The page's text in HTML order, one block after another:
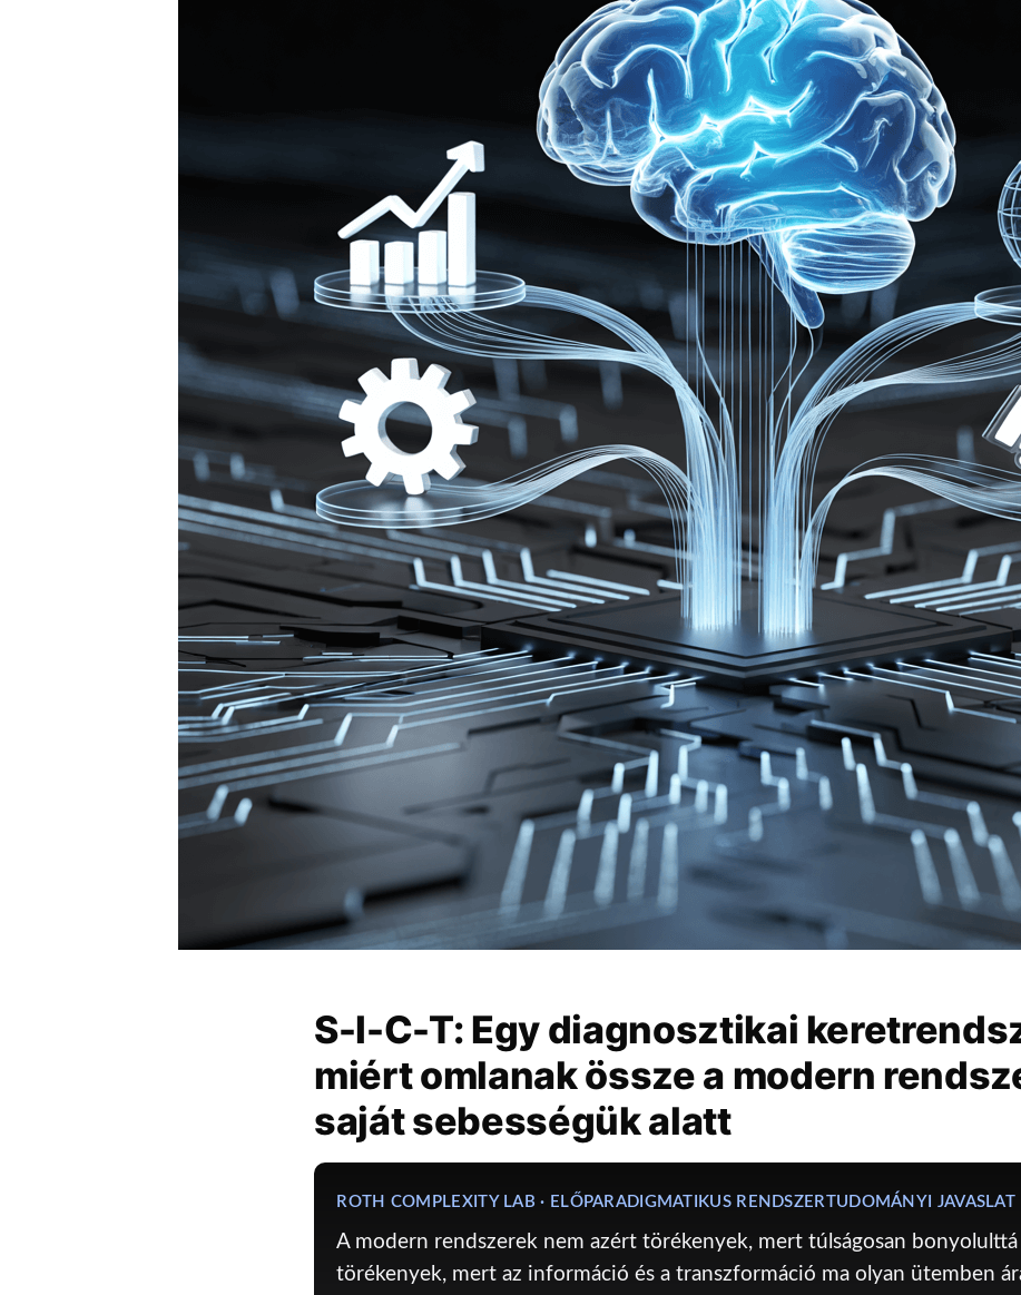
S-I-C-T: Egy diagnosztikai
miért omlanak össze a modern
saját sebességük alatt
ROTH COMPLEXITY LAB · ELŐPARADIGMATIKUS RENDSZERTUDOMÁNYI JAVASLAT
A modern rendszerek nem azért törékenyek, mert túlságosan
törékenyek, mert az információ és a transzformáció ma olyan ütemben